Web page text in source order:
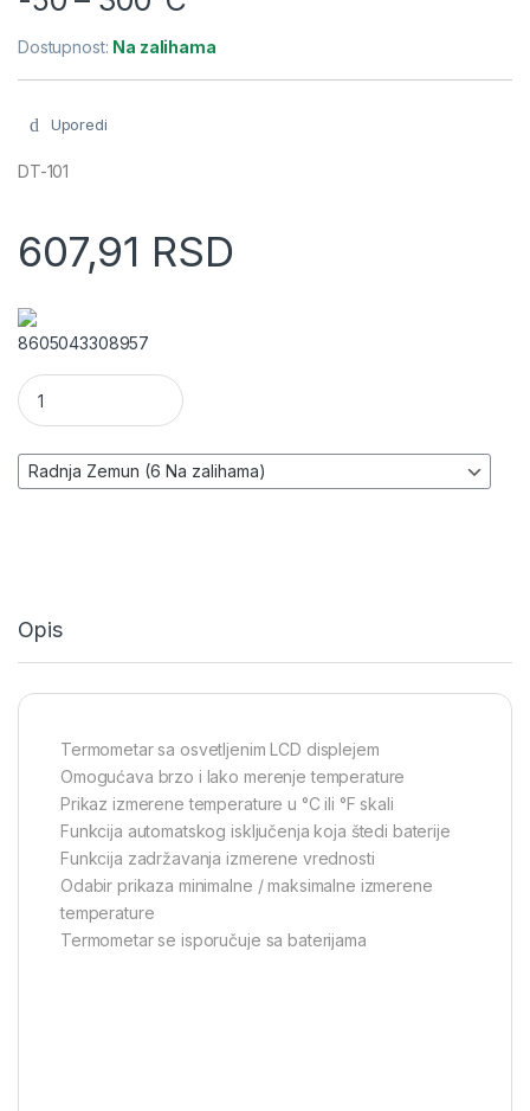
Dostupnost: Na zalihama
Uporedi
DT-101
607,91 RSD
8605043308957
Termometar sa ubodnom sondom -50 - 300°C količina
Opis
Termometar sa osvetljenim LCD displejem
Omogućava brzo i lako merenje temperature
Prikaz izmerene temperature u °C ili °F skali
Funkcija automatskog isključenja koja štedi baterije
Funkcija zadržavanja izmerene vrednosti
Odabir prikaza minimalne / maksimalne izmerene
temperature
Termometar se isporučuje sa baterijama